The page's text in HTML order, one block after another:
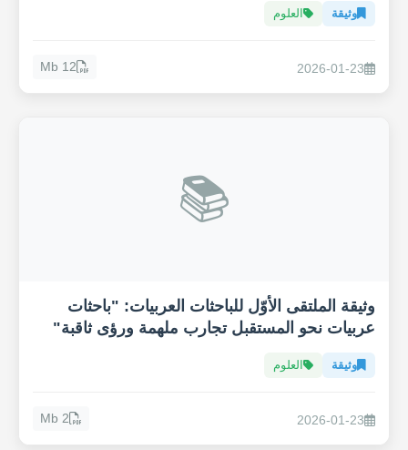
وثيقة العلوم
2026-01-23
12 Mb
📚
وثيقة الملتقى الأوّل للباحثات العربيات: "باحثات
عربيات نحو المستقبل تجارب ملهمة ورؤى ثاقبة"
وثيقة العلوم
2026-01-23
2 Mb